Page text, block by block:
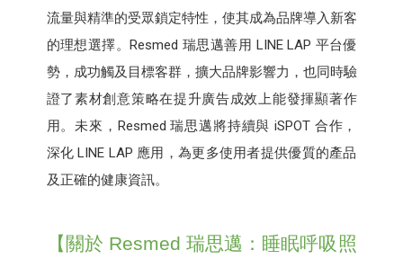
流量與精準的受眾鎖定特性，使其成為品牌導入新客
的理想選擇。Resmed 瑞思邁善用 LINE LAP 平台優
勢，成功觸及目標客群，擴大品牌影響力，也同時驗
證了素材創意策略在提升廣告成效上能發揮顯著作
用。未來，Resmed 瑞思邁將持續與 iSPOT 合作，
深化 LINE LAP 應用，為更多使用者提供優質的產品
及正確的健康資訊。
【關於 Resmed 瑞思邁：睡眠呼吸照